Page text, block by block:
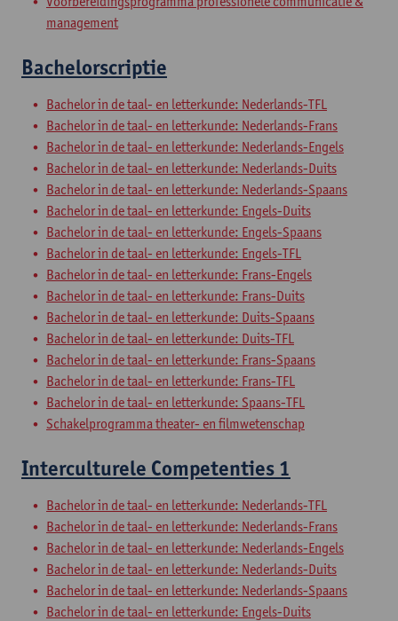
management
Bachelorscriptie
Bachelor in de taal- en letterkunde: Nederlands-TFL
Bachelor in de taal- en letterkunde: Nederlands-Frans
Bachelor in de taal- en letterkunde: Nederlands-Engels
Bachelor in de taal- en letterkunde: Nederlands-Duits
Bachelor in de taal- en letterkunde: Nederlands-Spaans
Bachelor in de taal- en letterkunde: Engels-Duits
Bachelor in de taal- en letterkunde: Engels-Spaans
Bachelor in de taal- en letterkunde: Engels-TFL
Bachelor in de taal- en letterkunde: Frans-Engels
Bachelor in de taal- en letterkunde: Frans-Duits
Bachelor in de taal- en letterkunde: Duits-Spaans
Bachelor in de taal- en letterkunde: Duits-TFL
Bachelor in de taal- en letterkunde: Frans-Spaans
Bachelor in de taal- en letterkunde: Frans-TFL
Bachelor in de taal- en letterkunde: Spaans-TFL
Schakelprogramma theater- en filmwetenschap
Interculturele Competenties 1
Bachelor in de taal- en letterkunde: Nederlands-TFL
Bachelor in de taal- en letterkunde: Nederlands-Frans
Bachelor in de taal- en letterkunde: Nederlands-Engels
Bachelor in de taal- en letterkunde: Nederlands-Duits
Bachelor in de taal- en letterkunde: Nederlands-Spaans
Bachelor in de taal- en letterkunde: Engels-Duits